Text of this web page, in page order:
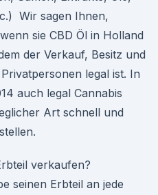
Wir sagen Ihnen,
sie CBD Öl in Holland
der Verkauf, Besitz und
legal ist. In
auch legal Cannabis
Art schnell und
verkaufen?
seinen Erbteil an jede